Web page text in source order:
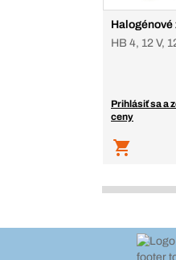
Halogénové
HB 4, 12 V,
Prihlásiť sa a
ceny